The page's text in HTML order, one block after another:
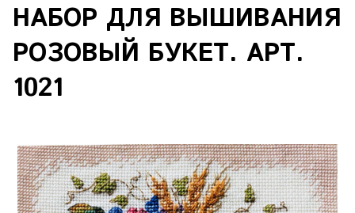
НАБОР ДЛЯ ВЫШИВАНИЯ
РОЗОВЫЙ БУКЕТ. АРТ.
1021